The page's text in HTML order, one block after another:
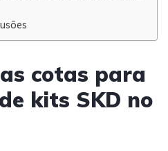
cotas para
kits SKD no